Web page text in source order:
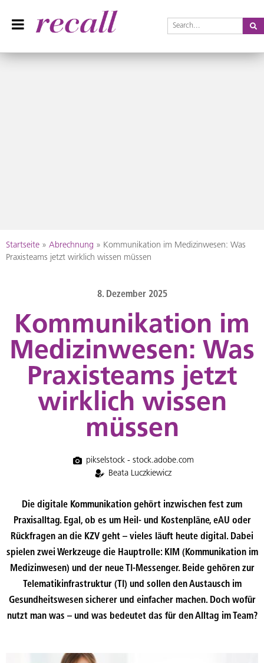
Recall Magazin
Das Praxisteam-Magazin
to
Startseite » Abrechnung » Kommunikation im Medizinwesen: Was
Praxisteams jetzt wirklich wissen müssen
8. Dezember 2025
Kommunikation im
Medizinwesen: Was
Praxisteams jetzt
wirklich wissen
müssen
pikselstock - stock.adobe.com
Beata Luczkiewicz
Die digitale Kommunikation gehört inzwischen fest zum
Praxisalltag. Egal, ob es um Heil- und Kostenpläne, eAU oder
Rückfragen an die KZV geht – vieles läuft heute digital. Dabei
spielen zwei Werkzeuge die Hauptrolle: KIM (Kommunikation im
Medizinwesen) und der neue TI-Messenger. Beide gehören zur
Telematikinfrastruktur (TI) und sollen den Austausch im
Gesundheitswesen sicherer und einfacher machen. Doch wofür
nutzt man was – und was bedeutet das für den Alltag im Team?